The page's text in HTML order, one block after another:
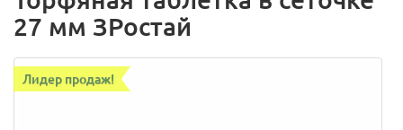
27 мм ЗРостай
Лидер продаж!